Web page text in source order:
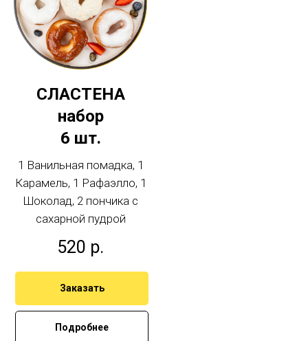
СЛАСТЕНА
набор
6 шт.
1 Ванильная помадка, 1
Карамель, 1 Рафаэлло, 1
Шоколад, 2 пончика с
сахарной пудрой
520 р.
Заказать
Подробнее